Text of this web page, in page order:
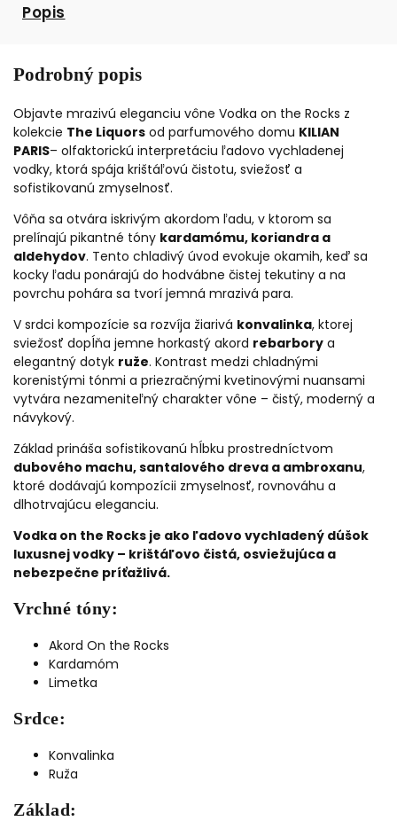
Popis
Podrobný popis
Objavte mrazivú eleganciu vône Vodka on the Rocks z
kolekcie The Liquors od parfumového domu KILIAN
PARIS– olfaktorickú interpretáciu ľadovo vychladenej
vodky, ktorá spája krištáľovú čistotu, sviežosť a
sofistikovanú zmyselnosť.
Vôňa sa otvára iskrivým akordom ľadu, v ktorom sa
prelínajú pikantné tóny kardamómu, koriandra a
aldehydov. Tento chladivý úvod evokuje okamih, keď sa
kocky ľadu ponárajú do hodvábne čistej tekutiny a na
povrchu pohára sa tvorí jemná mrazivá para.
V srdci kompozície sa rozvíja žiarivá konvalinka, ktorej
sviežosť dopĺňa jemne horkastý akord rebarbory a
elegantný dotyk ruže. Kontrast medzi chladnými
korenistými tónmi a priezračnými kvetinovými nuansami
vytvára nezameniteľný charakter vône – čistý, moderný a
návykový.
Základ prináša sofistikovanú hĺbku prostredníctvom
dubového machu, santalového dreva a ambroxanu,
ktoré dodávajú kompozícii zmyselnosť, rovnováhu a
dlhotrvajúcu eleganciu.
Vodka on the Rocks je ako ľadovo vychladený dúšok
luxusnej vodky – krištáľovo čistá, osviežujúca a
nebezpečne príťažlivá.
Vrchné tóny:
Akord On the Rocks
Kardamóm
Limetka
Srdce:
Konvalinka
Ruža
Základ: